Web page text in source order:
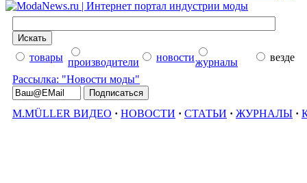
товары производители новостижурналы
везде
Рассылка: "Новости моды"
M.MÜLLER ВИДЕО · НОВОСТИ · СТАТЬИ · ЖУРНАЛЫ ·